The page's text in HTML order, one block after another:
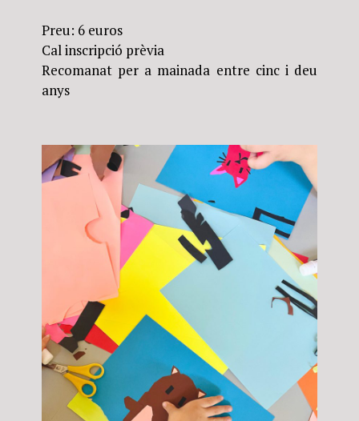
Preu: 6 euros
Cal inscripció prèvia
Recomanat per a mainada entre cinc i deu
anys